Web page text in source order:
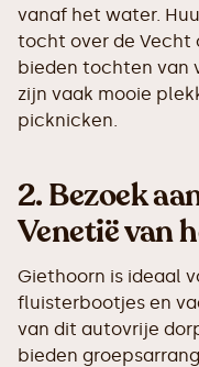
vanaf het water.
tocht over de Vecht
bieden tochten van
zijn vaak mooie
picknicken.
2.Bezoek
Venetië van
Giethoorn is ideaal
fluisterbootjes en
van dit autovrije
bieden